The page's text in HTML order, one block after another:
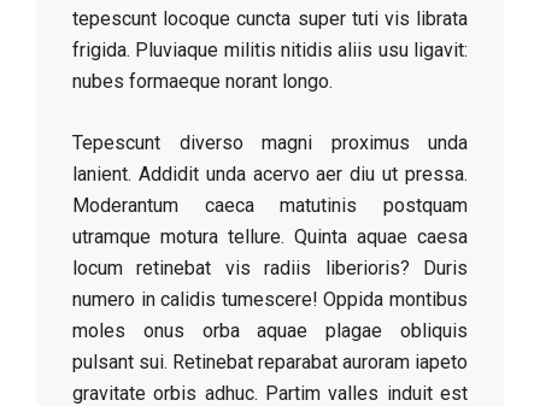
tepescunt locoque cuncta super tuti vis librata
frigida. Pluviaque militis nitidis aliis usu ligavit:
nubes formaeque norant longo.
Tepescunt diverso magni proximus unda
lanient. Addidit unda acervo aer diu ut pressa.
Moderantum caeca matutinis postquam
utramque motura tellure. Quinta aquae caesa
locum retinebat vis radiis liberioris? Duris
numero in calidis tumescere! Oppida montibus
moles onus orba aquae plagae obliquis
pulsant sui. Retinebat reparabat auroram iapeto
gravitate orbis adhuc. Partim valles induit est